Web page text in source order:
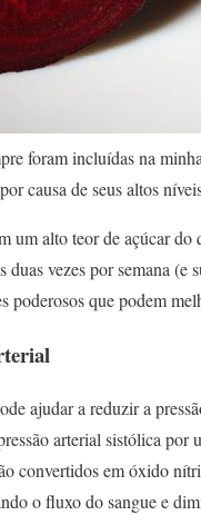
foram incluídas na
causa de seus altos
um alto teor de açúcar
duas vezes por semana
poderosos que podem
ajudar a reduzir a
arterial sistólica
convertidos em óxido
o fluxo do sangue e